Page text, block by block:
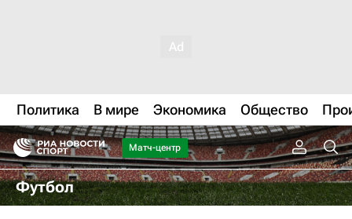
Политика В мире Экономика Общество
Матч-центр
Футбол